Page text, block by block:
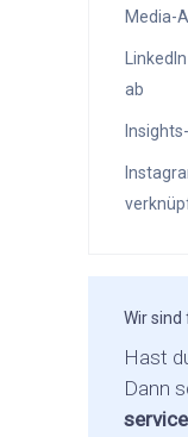
Media-
ab
Wir sind
Hast
Dann